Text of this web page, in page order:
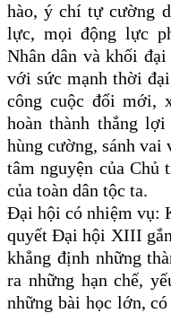
hào, ý chí tự cường
lực, mọi động lực
Nhân dân và khối
với sức mạnh thời
công cuộc đổi mới,
hoàn thành thắng
hùng cường, sánh vai
tâm nguyện của
của toàn dân tộc ta.
Đại hội có nhiệm vụ:
quyết Đại hội XIII
khẳng định những
ra những hạn chế,
những bài học lớn,